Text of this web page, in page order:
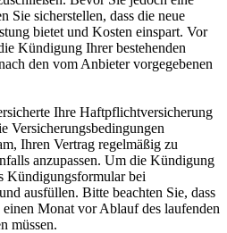
Sie sicherstellen, dass die neue
bietet und Kosten einspart. Vor
Kündigung Ihrer bestehenden
den vom Anbieter vorgegebenen
Ihre Haftpflichtversicherung
Versicherungsbedingungen
Ihren Vertrag regelmäßig zu
anzupassen. Um die Kündigung
Kündigungsformular bei
ausfüllen. Bitte beachten Sie, dass
Monat vor Ablauf des laufenden
müssen.